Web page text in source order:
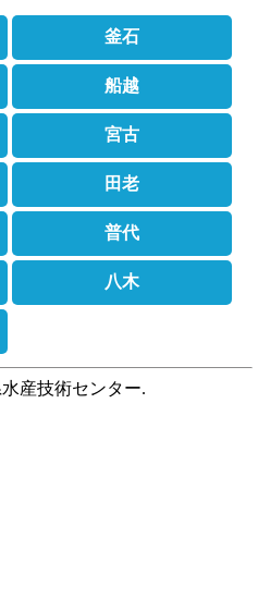
釜石
船越
宮古
田老
普代
八木
産技術センター.